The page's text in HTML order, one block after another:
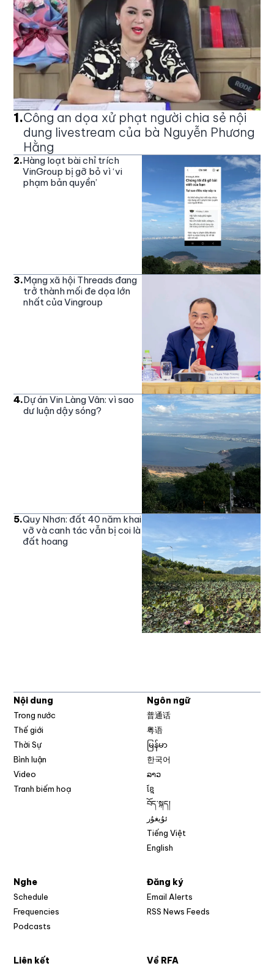
1.Công an dọa xử phạt người chia sẻ nội
dung livestream của bà Nguyễn Phương
Hằng
2.Hàng loạt bài chỉ trích
VinGroup bị gỡ bỏ vì ‘vi
phạm bản quyền’
3.Mạng xã hội Threads đang
trở thành mối đe dọa lớn
nhất của Vingroup
4.Dự án Vin Làng Vân: vì sao
dư luận dậy sóng?
5.Quy Nhơn: đất 40 năm khai
vỡ và canh tác vẫn bị coi là
đất hoang
Nội dung
Trong nước
Thế giới
Thời Sự
Bình luận
Video
Tranh biếm hoạ
Ngôn ngữ
普通话
粤语
မြန်မာ
한국어
ລາວ
ខ្មែ
བོད་སྐད།
ئۇيغۇر
Tiếng Việt
English
Nghe
Schedule
Frequencies
Podcasts
Đăng ký
Email Alerts
RSS News Feeds
Liên kết Về RFA